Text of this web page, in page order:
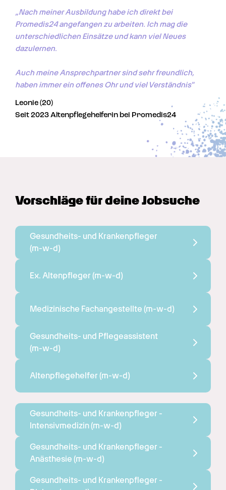
„Nach meiner Ausbildung habe ich direkt bei
Promedis24 angefangen zu arbeiten. Ich mag die
unterschiedlichen Einsätze und kann viel Neues
dazulernen.
Auch meine Ansprechpartner sind sehr freundlich,
haben immer ein offenes Ohr und viel Verständnis"
Leonie (20)
Seit 2023 Altenpflegehelferin bei Promedis24
Vorschläge für deine Jobsuche
(m-w-d)
Ex. Altenpfleger (m-w-d)
Medizinische Fachangestellte (m-w-d)
(m-w-d)
Altenpflegehelfer (m-w-d)
Gesundheits- und Krankenpfleger -
Intensivmedizin (m-w-d)
Gesundheits- und Krankenpfleger -
Anästhesie (m-w-d)
Gesundheits- und Krankenpfleger -